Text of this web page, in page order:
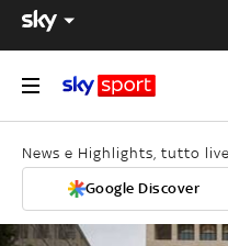
News e Highlights, tutto
Google Discover